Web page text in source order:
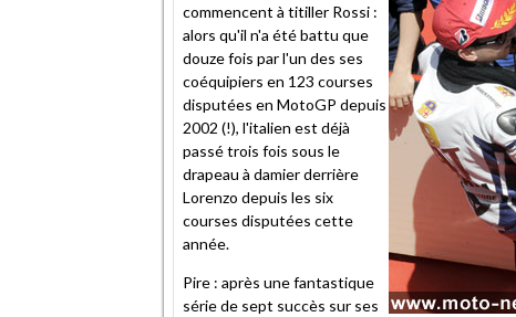
commencent à titiller Rossi :
alors qu'il n'a été battu que
douze fois par l'un des ses
coéquipiers en 123 courses
disputées en MotoGP depuis
2002 (!), l'italien est déjà
passé trois fois sous le
drapeau à damier derrière
Lorenzo depuis les six
courses disputées cette
année.
Pire : après une fantastique
série de sept succès sur ses